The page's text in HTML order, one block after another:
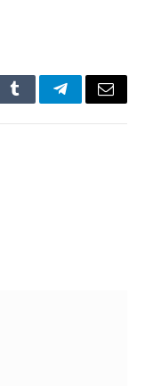
TumblrTelegramEmail